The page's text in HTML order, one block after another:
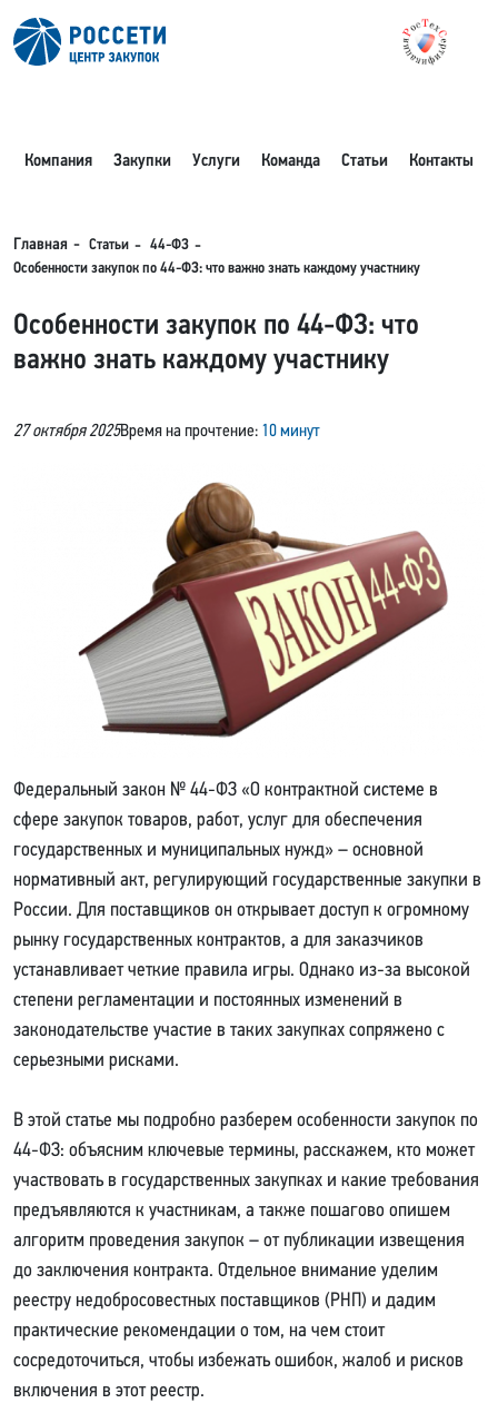
Компания Закупки Услуги Команда Статьи Контакты
Главная Статьи
44-ФЗ
Особенности закупок по 44-ФЗ: что важно знать каждому участнику
Особенности закупок по 44-ФЗ: что
важно знать каждому участнику
27 октября 2025Время на прочтение: 10 минут
Федеральный закон № 44-ФЗ «О контрактной системе в
сфере закупок товаров, работ, услуг для обеспечения
государственных и муниципальных нужд» – основной
нормативный акт, регулирующий государственные закупки в
России. Для поставщиков он открывает доступ к огромному
рынку государственных контрактов, а для заказчиков
устанавливает четкие правила игры. Однако из-за высокой
степени регламентации и постоянных изменений в
законодательстве участие в таких закупках сопряжено с
серьезными рисками.
В этой статье мы подробно разберем особенности закупок по
44-ФЗ: объясним ключевые термины, расскажем, кто может
участвовать в государственных закупках и какие требования
предъявляются к участникам, а также пошагово опишем
алгоритм проведения закупок – от публикации извещения
до заключения контракта. Отдельное внимание уделим
реестру недобросовестных поставщиков (РНП) и дадим
практические рекомендации о том, на чем стоит
сосредоточиться, чтобы избежать ошибок, жалоб и рисков
включения в этот реестр.